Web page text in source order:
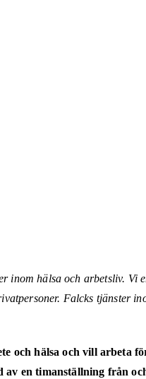
inom hälsa och arbetsliv. Vi
Falcks tjänster
och hälsa och vill arbeta
en timanställning från